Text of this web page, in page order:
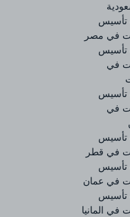
في مصر
في
في
في قطر
في عمان
المانيا